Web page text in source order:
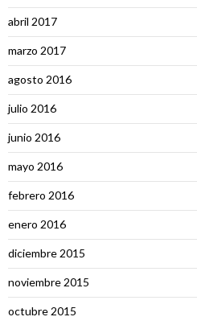
abril 2017
marzo 2017
agosto 2016
julio 2016
junio 2016
mayo 2016
febrero 2016
enero 2016
diciembre 2015
noviembre 2015
octubre 2015